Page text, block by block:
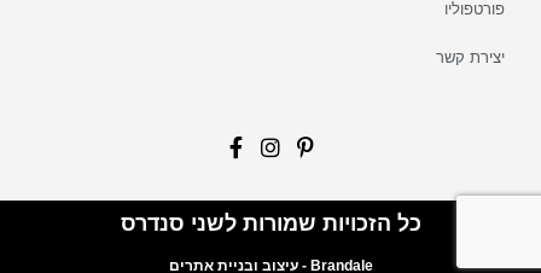
פורטפוליו
יצירת קשר
כל הזכויות שמורות לשני סנדרס
Brandale - עיצוב ובניית אתרים